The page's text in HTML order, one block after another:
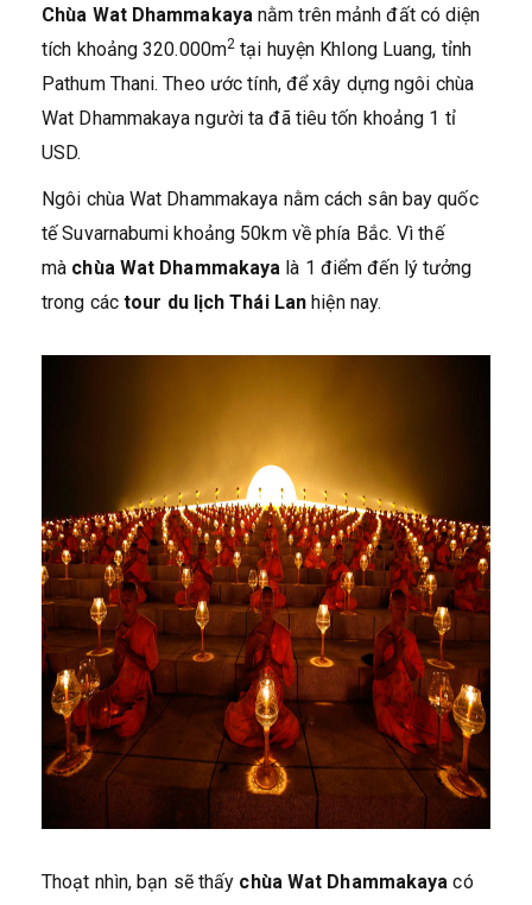
Chùa Wat Dhammakaya nằm trên mảnh đất có diện
tích khoảng 320.000m2 tại huyện Khlong Luang, tỉnh
Pathum Thani. Theo ước tính, để xây dựng ngôi chùa
Wat Dhammakaya người ta đã tiêu tốn khoảng 1 tỉ
USD.
Ngôi chùa Wat Dhammakaya nằm cách sân bay quốc
tế Suvarnabumi khoảng 50km về phía Bắc. Vì thế
mà chùa Wat Dhammakaya là 1 điểm đến lý tưởng
trong các tour du lịch Thái Lan hiện nay.
Thoạt nhìn, bạn sẽ thấy chùa Wat Dhammakaya có